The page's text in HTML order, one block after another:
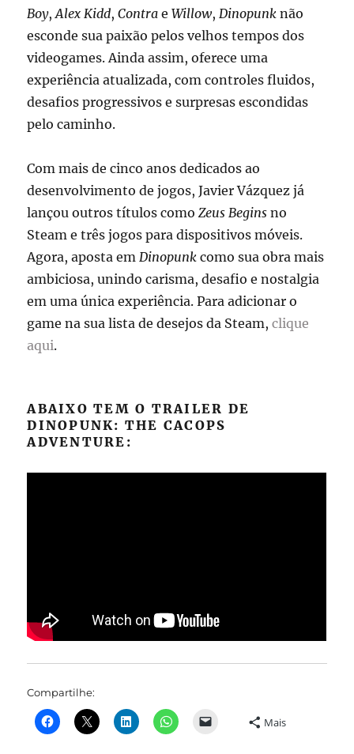
Boy,Alex Kidd,Contra eWillow, Dinopunk não
esconde sua paixão pelos velhos tempos dos
videogames. Ainda assim, oferece uma
experiência atualizada, com controles fluidos,
desafios progressivos e surpresas escondidas
pelo caminho.
Com mais de cinco anos dedicados ao
desenvolvimento de jogos, Javier Vázquez já
lançou outros títulos comoZeus Begins no
Steam e três jogos para dispositivos móveis.
Agora, aposta em Dinopunk como sua obra mais
ambiciosa, unindo carisma, desafio e nostalgia
em uma única experiência. Para adicionar o
game na sua lista de desejos da Steam,clique
aqui.
ABAIXO TEM O TRAILER DE
DINOPUNK: THE CACOPS
ADVENTURE:
Compartilhe:
Mais